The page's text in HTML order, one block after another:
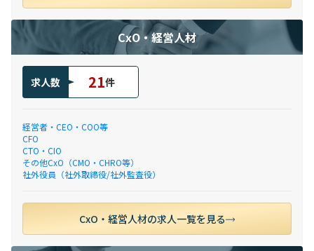
CxO・経営人材
求人数 21件
経営者・CEO・COO等
CFO
CTO・CIO
その他CxO（CMO・CHRO等）
社外役員（社外取締役/社外監査役）
CxO・経営人材の求人一覧を見る